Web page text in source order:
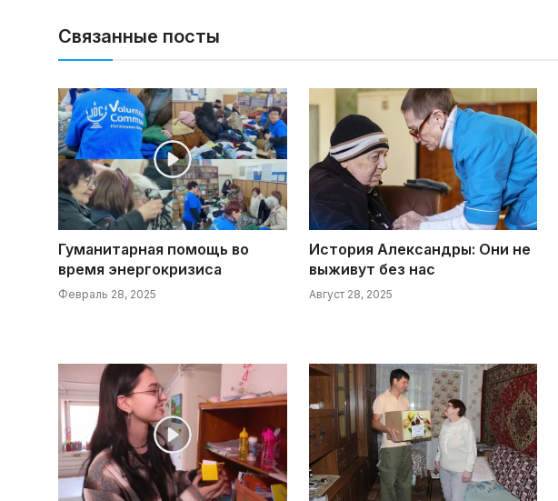
Связанные посты
Гуманитарная помощь во
время энергокризиса
Февраль 28, 2025
История Александры: Они не
выживут без нас
Август 28, 2025